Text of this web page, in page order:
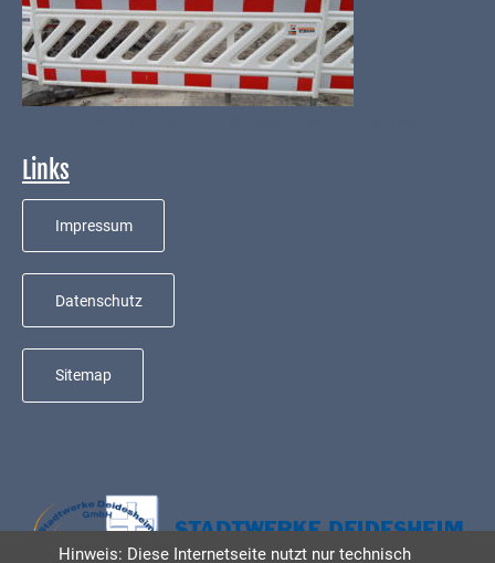
Links
Impressum
Datenschutz
Sitemap
Hinweis: Diese Internetseite nutzt nur technisch